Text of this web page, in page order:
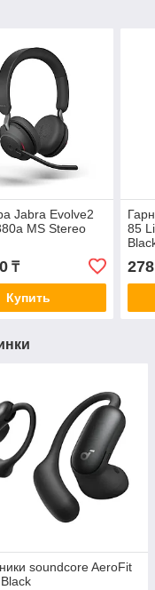
Jabra Evolve2
MS Stereo
₸
Купить
85
soundcore AeroFit